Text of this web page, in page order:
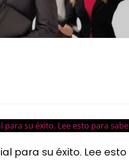
para su éxito. Lee